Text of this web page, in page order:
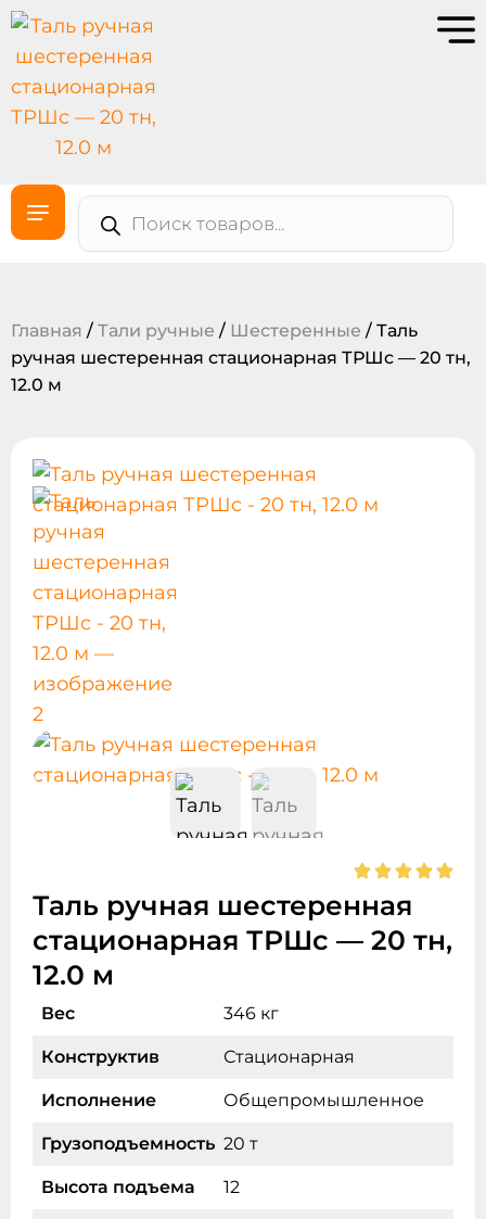
Главная / Тали ручные / Шестеренные / Таль
ручная шестеренная стационарная ТРШc — 20 тн,
12.0 м
Таль ручная шестеренная
стационарная ТРШc — 20 тн,
12.0 м
Вес 346 кг
Конструктив Стационарная
Исполнение Общепромышленное
Грузоподъемность 20 т
Высота подъема 12